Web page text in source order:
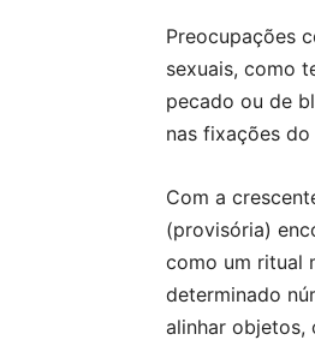
Preocupações
sexuais, como
pecado ou de
nas fixações
Com a
(provisória)
como um ritual
determinado
alinhar objetos,